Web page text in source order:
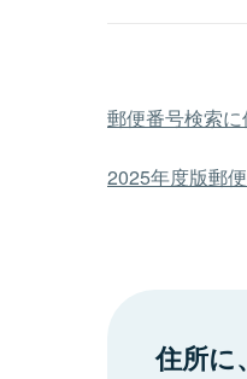
郵便番号検索
2025年度版郵
住所に